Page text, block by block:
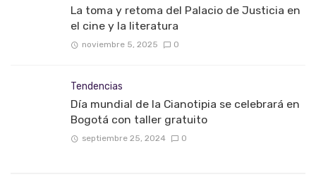
La toma y retoma del Palacio de Justicia en
el cine y la literatura
noviembre 5, 2025 0
Tendencias
Día mundial de la Cianotipia se celebrará en
Bogotá con taller gratuito
septiembre 25, 2024 0